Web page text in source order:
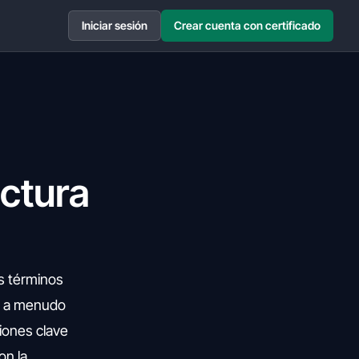
Iniciar sesión Crear cuenta con certificado
términos
menudo
clave